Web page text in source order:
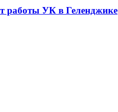
работы УК в Геленджике